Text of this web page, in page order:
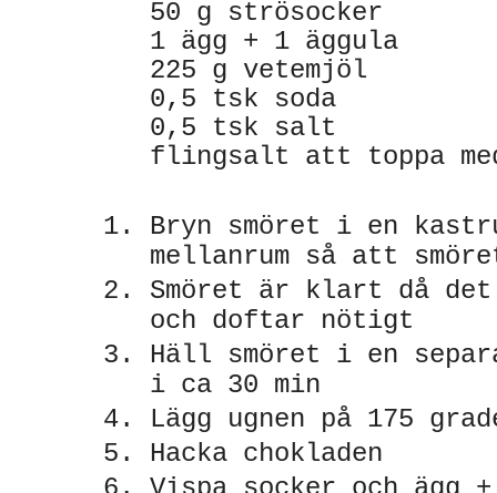
50 g strösocker
1 ägg + 1 äggula
225 g vetemjöl
0,5 tsk soda
0,5 tsk salt
flingsalt att toppa
Bryn smöret i en
mellanrum så att
Smöret är klart då
och doftar nötigt
Häll smöret i en
i ca 30 min
Lägg ugnen på 175
Hacka chokladen